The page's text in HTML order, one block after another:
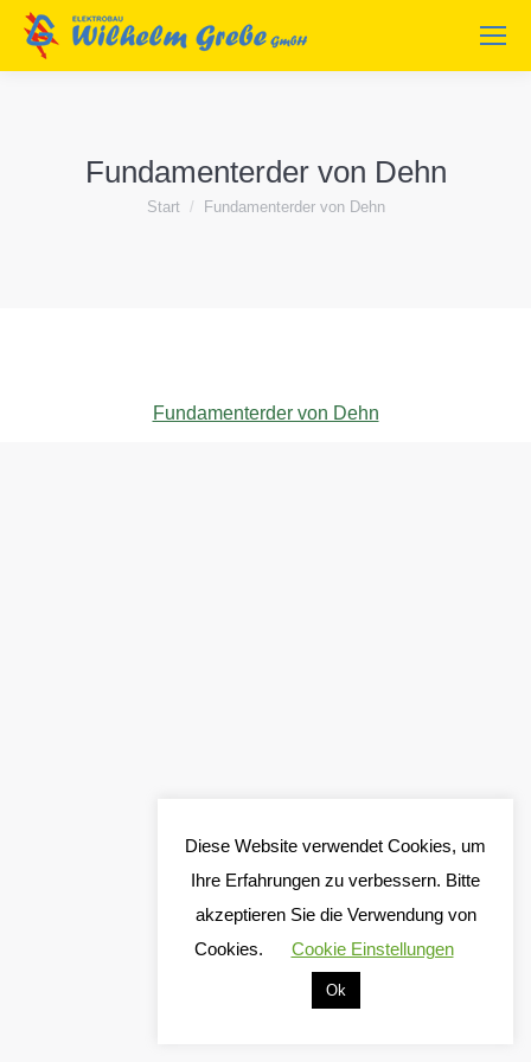
Fundamenterder von Dehn
Sie befinden sich hier:
Start Fundamenterder von Dehn
Fundamenterder von Dehn
Diese Website verwendet Cookies, um
Ihre Erfahrungen zu verbessern. Bitte
akzeptieren Sie die Verwendung von
Cookies.
Cookie Einstellungen
Ok